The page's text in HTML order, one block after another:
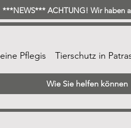
***NEWS*** ACHTUNG! Wir haben
Pflegis Tierschutz in
Wie Sie helfen können